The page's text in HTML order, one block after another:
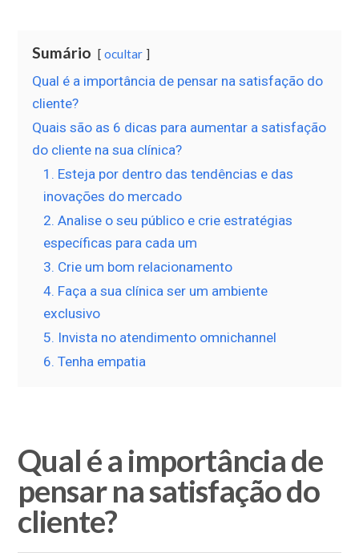
Sumário ocultar
Qual é a importância de pensar na satisfação do
cliente?
Quais são as 6 dicas para aumentar a satisfação
do cliente na sua clínica?
1. Esteja por dentro das tendências e das
inovações do mercado
2. Analise o seu público e crie estratégias
específicas para cada um
3. Crie um bom relacionamento
4. Faça a sua clínica ser um ambiente
exclusivo
5. Invista no atendimento omnichannel
6. Tenha empatia
Qual é a importância de
pensar na satisfação do
cliente?